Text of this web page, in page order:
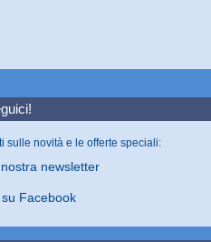
sulle novità e le offerte speciali:
newsletter
Facebook